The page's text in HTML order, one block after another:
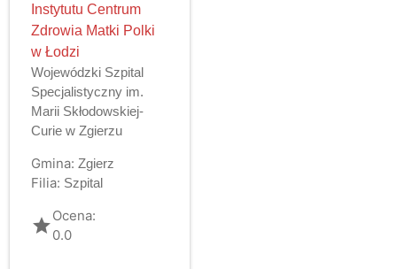
Instytutu Centrum
Zdrowia Matki Polki
w Łodzi
Wojewódzki Szpital
Specjalistyczny im.
Marii Skłodowskiej-
Curie w Zgierzu
Gmina: Zgierz
Filia: Szpital
gradeOcena:
0.0